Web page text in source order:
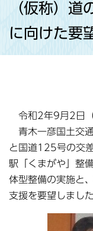
か
（仮称）道
に向けた要
令和2年9月2日（
青木一彦国土交
と国道125号の交
駅「くまがや」整
体型整備の実施と
支援を要望しました